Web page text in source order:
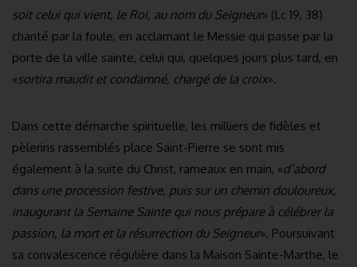
soit celui qui vient, le Roi, au nom du Seigneur» (Lc 19, 38)
chanté par la foule, en acclamant le Messie qui passe par la
porte de la ville sainte, celui qui, quelques jours plus tard, en
«sortira maudit et condamné, chargé de la croix».
Dans cette démarche spirituelle, les milliers de fidèles et
pèlerins rassemblés place Saint-Pierre se sont mis
également à la suite du Christ, rameaux en main, «d’abord
dans une procession festive, puis sur un chemin douloureux,
inaugurant la Semaine Sainte qui nous prépare à célébrer la
passion, la mort et la résurrection du Seigneur». Poursuivant
sa convalescence régulière dans la Maison Sainte-Marthe, le